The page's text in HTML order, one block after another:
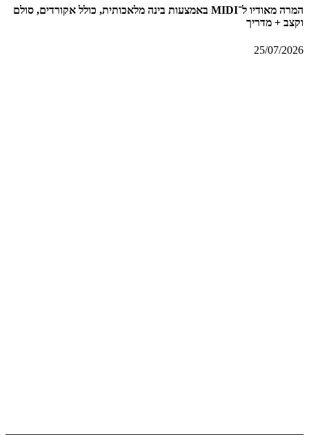
המרה מאודיו ל־MIDI באמצעות בינה מלאכותית, כולל אקורדים, סולם
וקצב + מדריך
25/07/2026